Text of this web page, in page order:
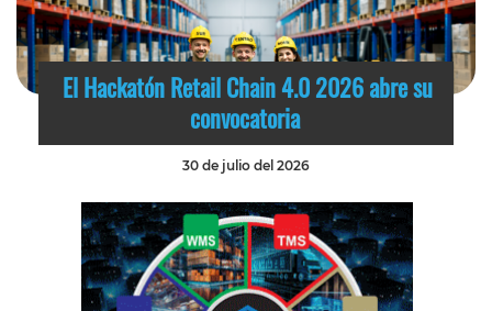
El Hackatón Retail Chain 4.0 2026 abre su
convocatoria
30 de julio del 2026